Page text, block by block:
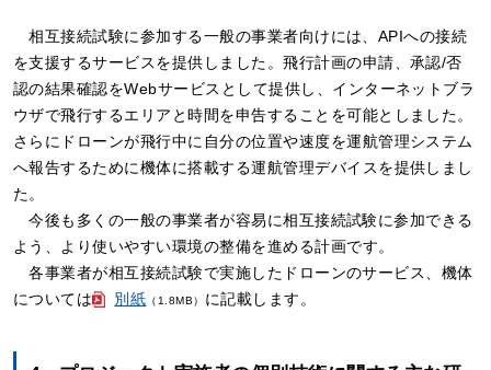
相互接続試験に参加する一般の事業者向けには、APIへの接続
を支援するサービスを提供しました。飛行計画の申請、承認/否
認の結果確認をWebサービスとして提供し、インターネットブラ
ウザで飛行するエリアと時間を申告することを可能としました。
さらにドローンが飛行中に自分の位置や速度を運航管理システム
へ報告するために機体に搭載する運航管理デバイスを提供しまし
た。
今後も多くの一般の事業者が容易に相互接続試験に参加できる
よう、より使いやすい環境の整備を進める計画です。
各事業者が相互接続試験で実施したドローンのサービス、機体
については
別紙 （1.8MB） に記載します。